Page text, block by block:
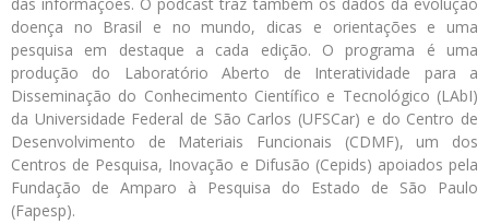
doença no Brasil e no mundo, dicas e orientações e uma
pesquisa em destaque a cada edição. O programa é uma
produção do Laboratório Aberto de Interatividade para a
Disseminação do Conhecimento Científico e Tecnológico (LAbI)
da Universidade Federal de São Carlos (UFSCar) e do Centro de
Desenvolvimento de Materiais Funcionais (CDMF), um dos
Centros de Pesquisa, Inovação e Difusão (Cepids) apoiados pela
Fundação de Amparo à Pesquisa do Estado de São Paulo
(Fapesp).